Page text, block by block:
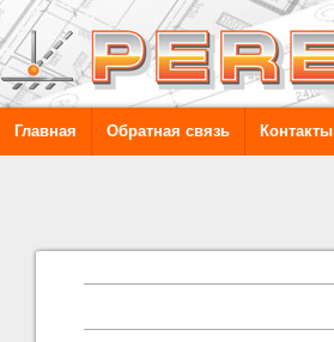
Главная Обратная связь Контакты